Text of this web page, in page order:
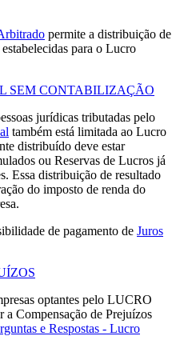
permite a distribuição de
para o Lucro
SEM CONTABILIZAÇÃO
jurídicas tributadas pelo
também está limitada ao Lucro
distribuído deve estar
ou Reservas de Lucros já
Essa distribuição de resultado
do imposto de renda do
de pagamento de Juros
optantes pelo LUCRO
Compensação de Prejuízos
e Respostas - Lucro